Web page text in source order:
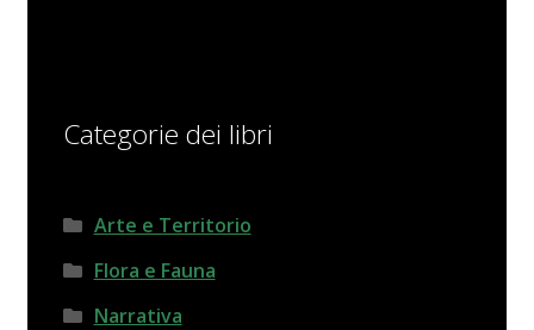
Categorie dei libri
Arte e Territorio
Flora e Fauna
Narrativa